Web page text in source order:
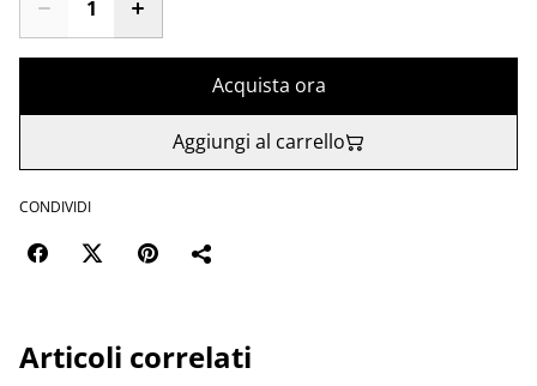
Acquista ora
Aggiungi al carrello
CONDIVIDI
Articoli correlati